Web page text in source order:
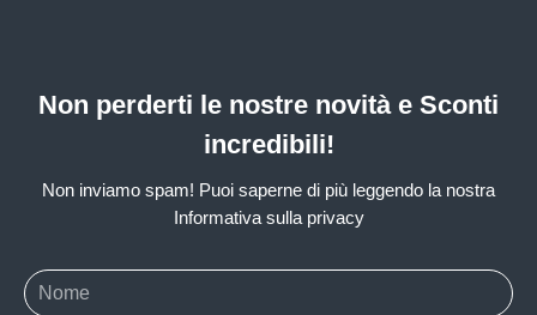
Non perderti le nostre novità e Sconti
incredibili!
Non inviamo spam! Puoi saperne di più leggendo la nostra
Informativa sulla privacy